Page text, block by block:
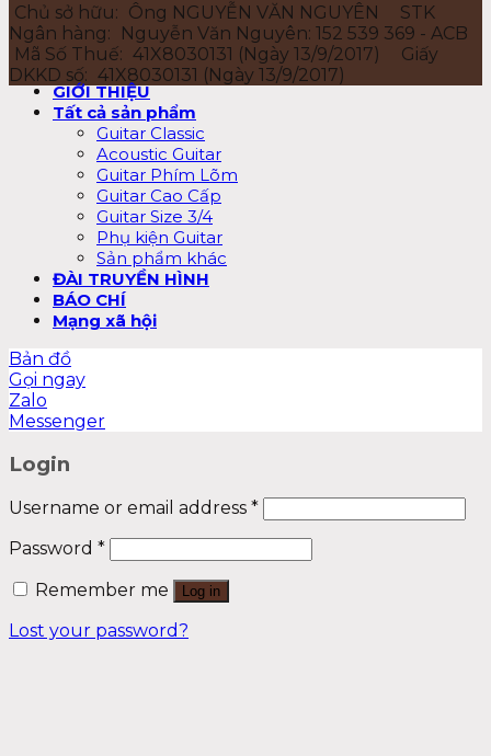
Chủ sở hữu: Ông NGUYỄN VĂN NGUYÊN
STK
Ngân hàng:
Nguyễn Văn Nguyên: 152 539 369 - ACB
Mã Số Thuế: 41X8030131 (Ngày 13/9/2017)
Giấy
DKKD số: 41X8030131 (Ngày 13/9/2017)
GIỚI THIỆU
Tất cả sản phẩm
Guitar Classic
Acoustic Guitar
Guitar Phím Lõm
Guitar Cao Cấp
Guitar Size 3/4
Phụ kiện Guitar
Sản phẩm khác
ĐÀI TRUYỀN HÌNH
BÁO CHÍ
Mạng xã hội
Bản đồ
Gọi ngay
Zalo
Messenger
Login
Username or email address *
Password *
Remember me
Log in
Lost your password?